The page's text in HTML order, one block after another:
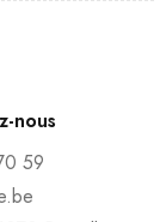
nous
59